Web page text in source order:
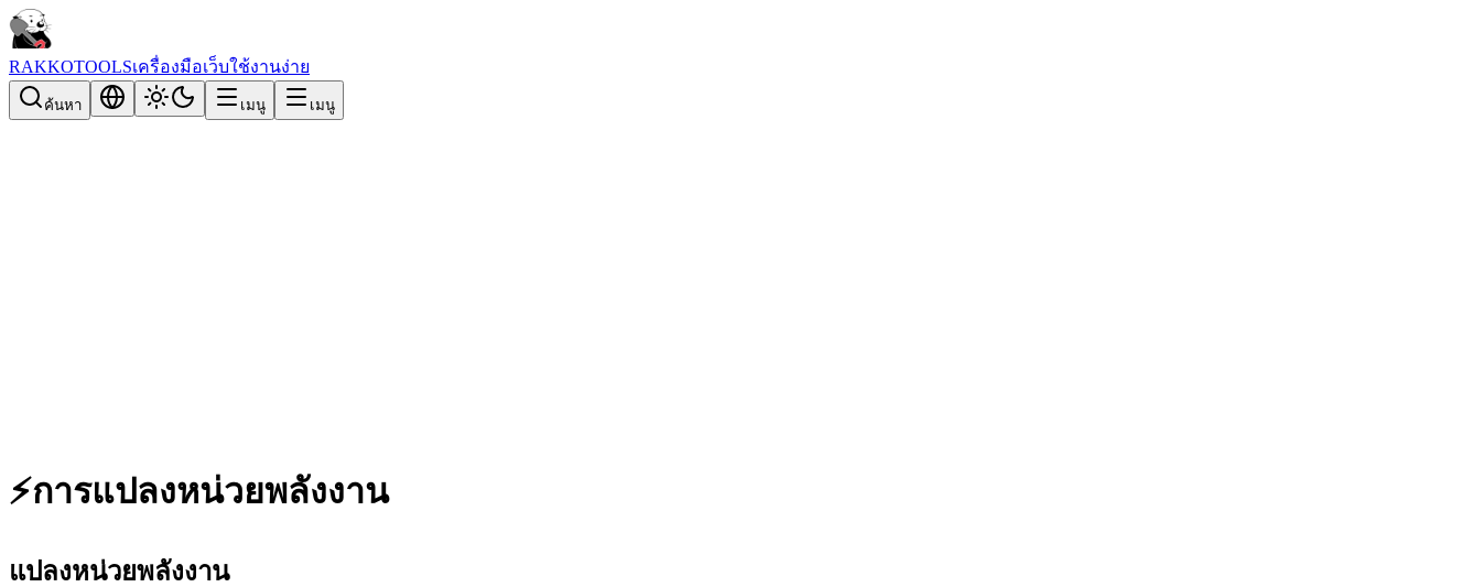
RAKKOTOOLSเครื่องมือเว็บใช้งานง่าย
ค้นหา เมนู เมนู
⚡การแปลงหน่วยพลังงาน
แปลงหน่วยพลังงาน